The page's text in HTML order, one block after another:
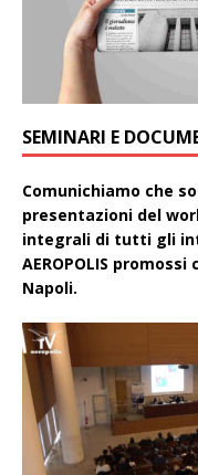
SEMINARI E
Comunichiamo che
presentazioni del
integrali di tutti gli
AEROPOLIS
Napoli.